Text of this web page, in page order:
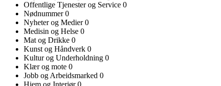
Offentlige Tjenester og Service 0
Nødnummer0
Nyheter og Medier0
Medisin og Helse 0
Mat og Drikke 0
Kunst og Håndverk 0
Kultur og Underholdning 0
Klær og mote 0
Jobb og Arbeidsmarked 0
Hjem og Interiør0